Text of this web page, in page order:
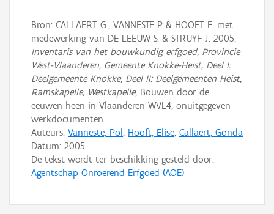
Bron: CALLAERT G., VANNESTE P. & HOOFT E. met
medewerking van DE LEEUW S. & STRUYF J. 2005:
Inventaris van het bouwkundig erfgoed, Provincie
West-Vlaanderen, Gemeente Knokke-Heist, Deel I:
Deelgemeente Knokke, Deel II: Deelgemeenten Heist,
Ramskapelle, Westkapelle, Bouwen door de
eeuwen heen in Vlaanderen WVL4, onuitgegeven
werkdocumenten.
Auteurs: Vanneste, Pol; Hooft, Elise; Callaert, Gonda
Datum: 2005
De tekst wordt ter beschikking gesteld door:
Agentschap Onroerend Erfgoed (AOE)